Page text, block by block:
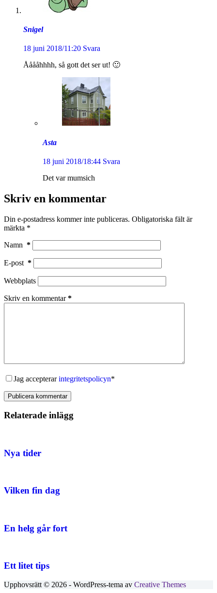
Snigel
18 juni 2018/11:20 Svara
Ååååhhhh, så gott det ser ut! 🙂
Asta
18 juni 2018/18:44 Svara
Det var mumsich
Skriv en kommentar
Din e-postadress kommer inte publiceras. Obligatoriska fält är
märkta *
Namn *
E-post *
Webbplats
Skriv en kommentar*
Jag accepterarintegritetspolicyn*
Publicera kommentar
Relaterade inlägg
Nya tider
Vilken fin dag
En helg går fort
Ett litet tips
Upphovsrätt © 2026 - WordPress-tema av Creative Themes